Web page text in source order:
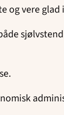
og vere